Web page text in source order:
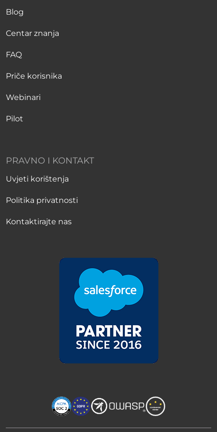
Blog
Centar znanja
FAQ
Priče korisnika
Webinari
Pilot
PRAVNO I KONTAKT
Uvjeti korištenja
Politika privatnosti
Kontaktirajte nas